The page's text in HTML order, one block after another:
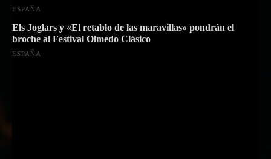
ESPAÑA
Els Joglars y «El retablo de las maravillas» pondrán el
broche al Festival Olmedo Clásico
ESPAÑA